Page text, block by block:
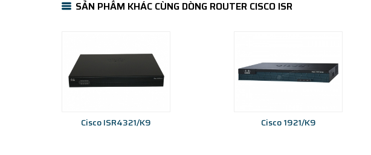
SẢN PHẨM KHÁC CÙNG DÒNG ROUTER CISCO ISR
Cisco ISR4321/K9 Cisco 1921/K9